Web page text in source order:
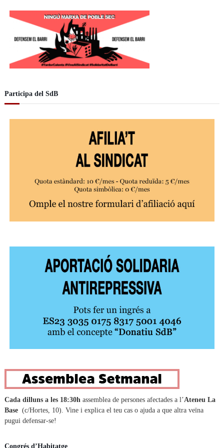
Participa del SdB
Cada dilluns a les 18:30hassemblea de persones afectades a l’Ateneu La
Base(c/Hortes, 10). Vine i explica el teu cas o ajuda a que altra veïna
pugui defensar-se!
Congrés d’Habitatge